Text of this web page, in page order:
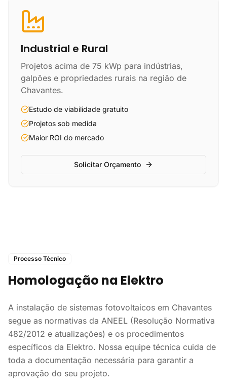
Industrial e Rural
Projetos acima de 75 kWp para indústrias,
galpões e propriedades rurais na região de
Chavantes.
Estudo de viabilidade gratuito
Projetos sob medida
Maior ROI do mercado
Solicitar Orçamento
Processo Técnico
Homologação na Elektro
A instalação de sistemas fotovoltaicos em Chavantes
segue as normativas da ANEEL (Resolução Normativa
482/2012 e atualizações) e os procedimentos
específicos da Elektro. Nossa equipe técnica cuida de
toda a documentação necessária para garantir a
aprovação do seu projeto.